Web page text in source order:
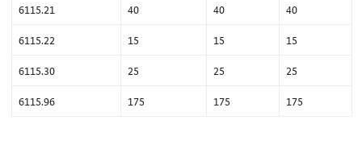
6115.21
40 40
40
6115.22
15 15
15
6115.30
25 25
25
6115.96
175 175 175